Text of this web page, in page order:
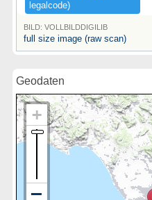
legalcode)​
BILD: VOLLBILDDIGILIB
full size image (raw scan)
Geodaten